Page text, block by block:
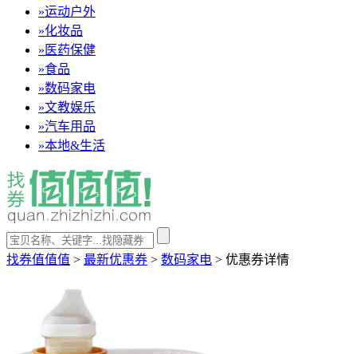
»运动户外
»化妆品
» 医药保健
»食品
»数码家电
»文教娱乐
»汽车用品
»本地&生活
找券值值值 > 最新优惠券 > 数码家电 > 优惠券详情